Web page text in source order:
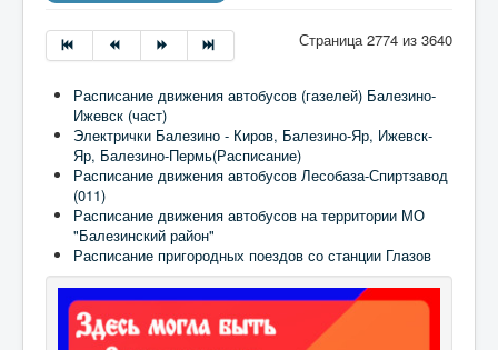
Страница 2774 из 3640
Расписание движения автобусов (газелей) Балезино-
Ижевск (част)
Электрички Балезино - Киров, Балезино-Яр, Ижевск-
Яр, Балезино-Пермь(Расписание)
Расписание движения автобусов Лесобаза-Спиртзавод
(011)
Расписание движения автобусов на территории МО
"Балезинский район"
Расписание пригородных поездов со станции Глазов